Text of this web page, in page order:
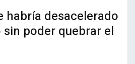
habría desacelerado
poder quebrar el